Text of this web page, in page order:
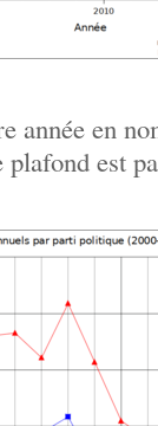
année en
est